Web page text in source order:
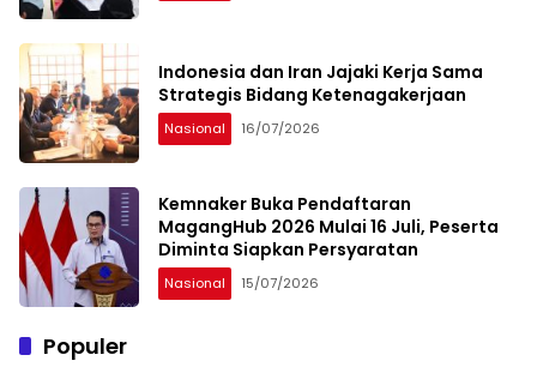
Indonesia dan Iran Jajaki Kerja Sama
Strategis Bidang Ketenagakerjaan
Nasional 16/07/2026
Kemnaker Buka Pendaftaran
MagangHub 2026 Mulai 16 Juli, Peserta
Diminta Siapkan Persyaratan
Nasional 15/07/2026
Populer